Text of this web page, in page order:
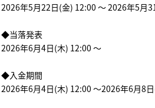
2026年5月22日(金) 12:00 ～ 2026年5月
◆当落発表
2026年6月4日(木) 12:00 ～
◆入金期間
2026年6月4日(木) 12:00 ～2026年6月8